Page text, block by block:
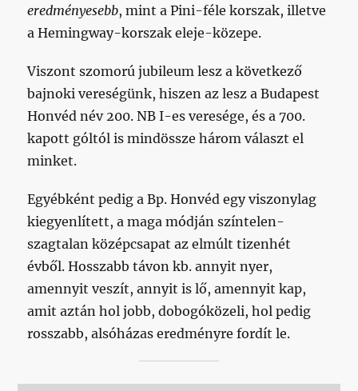
eredményesebb, mint a Pini-féle korszak, illetve
a Hemingway-korszak eleje-közepe.
Viszont szomorú jubileum lesz a következő
bajnoki vereségünk, hiszen az lesz a Budapest
Honvéd név 200. NB I-es veresége, és a 700.
kapott góltól is mindössze három választ el
minket.
Egyébként pedig a Bp. Honvéd egy viszonylag
kiegyenlített, a maga módján színtelen-
szagtalan középcsapat az elmúlt tizenhét
évből. Hosszabb távon kb. annyit nyer,
amennyit veszít, annyit is lő, amennyit kap,
amit aztán hol jobb, dobogóközeli, hol pedig
rosszabb, alsóházas eredményre fordít le.